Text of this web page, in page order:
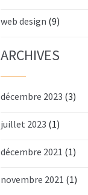
web design (9)
ARCHIVES
décembre 2023 (3)
juillet 2023 (1)
décembre 2021 (1)
novembre 2021 (1)